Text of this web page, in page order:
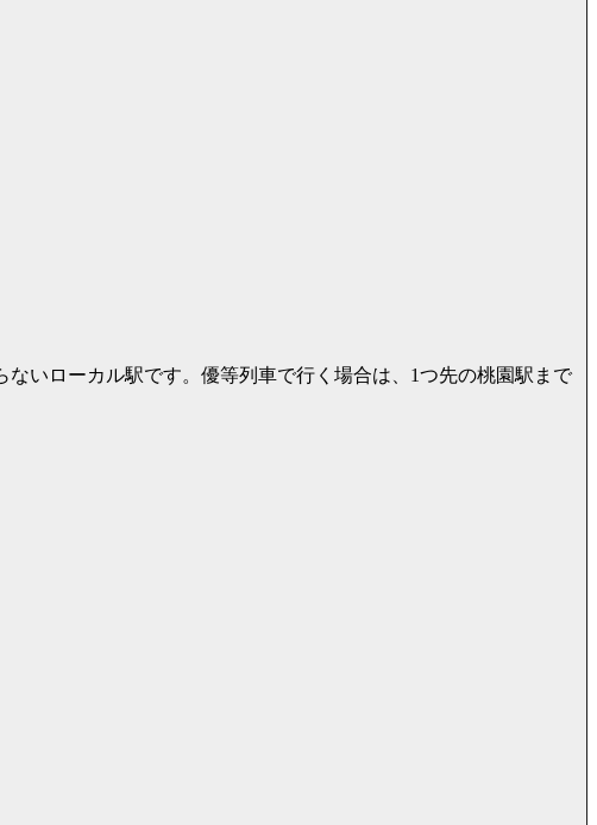
いローカル駅です。優等列車で行く場合は、1つ先の桃園駅まで